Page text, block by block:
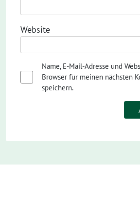
Website
Name, E-Mail-Adresse und
Browser für meinen nächsten
speichern.